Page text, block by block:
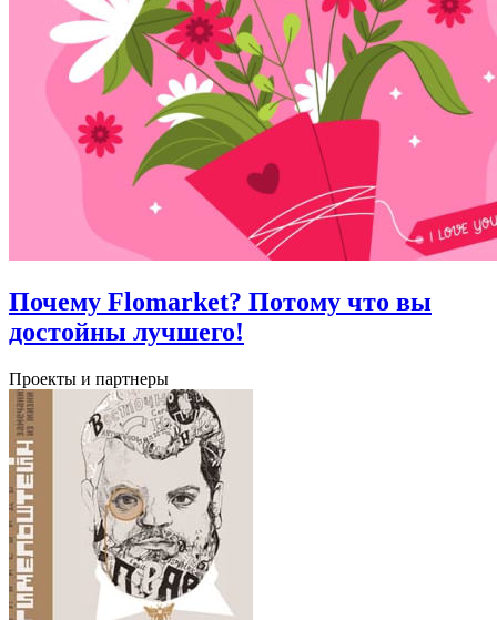
Почему Flomarket? Потому что вы
достойны лучшего!
Проекты и партнеры